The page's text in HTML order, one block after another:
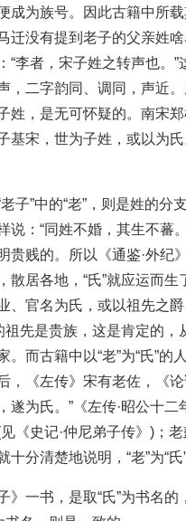
成为族号。因此古籍中所
迁没有提到老子的父亲姓
“李者，宋子姓之转声也。
，二字韵同、调同，声近
姓，是无可怀疑的。南宋
基宋，世为子姓，或以为
子”中的“老”，则是姓的
说：“同姓不婚，其生不蕃
贵贱的。所以《通鉴·外纪
散居各地，“氏”就应运而
、官名为氏，或以祖先
祖先是贵族，这是肯定的
。而古籍中以“老”为“氏”
，《左传》宋有老佐，《
遂为氏。”《左传·昭公十
《史记·仲尼弟子传》)；
分清楚地说明，“老”为“氏
》一书，是取“氏”为书名